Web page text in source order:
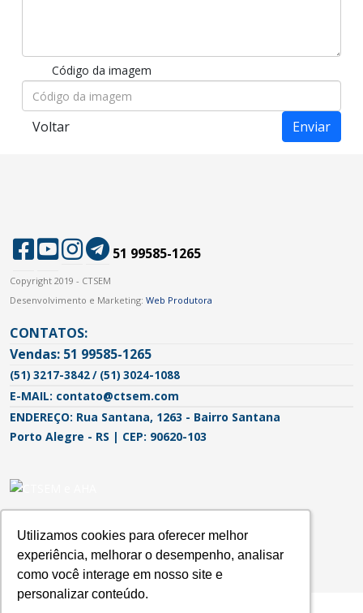
Utilizamos cookies para oferecer melhor
experiência, melhorar o desempenho, analisar
como você interage em nosso site e
personalizar conteúdo.
Utilizamos cookies para oferecer melhor
experiência, melhorar o desempenho, analisar
como você interage em nosso site e
personalizar conteúdo.
Código da imagem
Voltar
51 99585-1265
Copyright 2019 - CTSEM
Desenvolvimento e Marketing: Web Produtora
CONTATOS:
Vendas: 51 99585-1265
(51) 3217-3842 / (51) 3024-1088
E-MAIL: contato@ctsem.com
ENDEREÇO: Rua Santana, 1263 - Bairro Santana
Porto Alegre - RS | CEP: 90620-103